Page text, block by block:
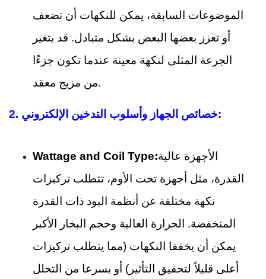
الموضوعات السابقة، يمكن للنكهات أن تضعف
أو تعزز بعضها البعض بشكل متبادل. قد يتغير
الجرعة المثلى لنكهة معينة عندما تكون جزءًا
من مزيج معقد.
2. خصائص الجهاز وأسلوب التدخين الإلكتروني:
Wattage and Coil Type:الأجهزة عالية
القدرة، مثل أجهزة تحت الأوم، تتطلب تركيزات
نكهة مختلفة عن أنظمة البود ذات القدرة
المنخفضة. الحرارة العالية وحجم البخار الأكبر
يمكن أن يخففا النكهات (مما يتطلب تركيزات
أعلى قليلاً لتحقيق التأثير) أو يسرعا من التحلل